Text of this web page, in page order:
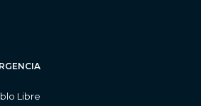
Libre